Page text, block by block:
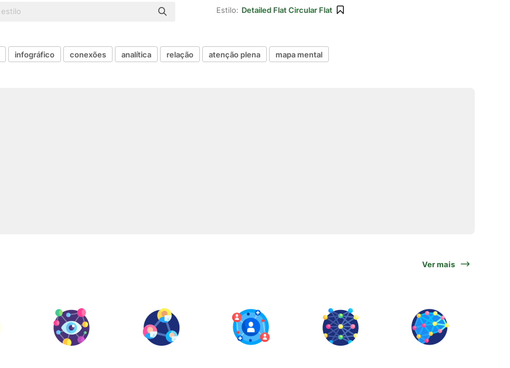
Estilo: Detailed Flat Circular Flat
infográfico conexões analítica relação atenção plena mapa mental
Ver mais